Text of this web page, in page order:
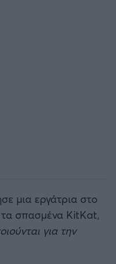
μια εργάτρια στο
τα σπασμένα KitKat,
για την